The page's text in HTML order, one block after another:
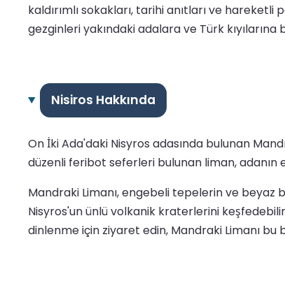
kaldırımlı sokakları, tarihi anıtları ve
gezginleri yakındaki adalara ve Türk
Nisiros Hakkında
On İki Ada'daki Nisyros adasında bulunan
düzenli feribot seferleri bulunan liman, adanın
Mandraki Limanı, engebeli tepelerin ve beyaz
Nisyros'un ünlü volkanik kraterlerini
dinlenme için ziyaret edin, Mandraki Limanı